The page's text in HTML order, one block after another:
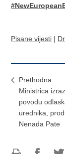
Pisane vijesti |
Prethodna
Ministrica
povodu
urednika,
Nenada Pate